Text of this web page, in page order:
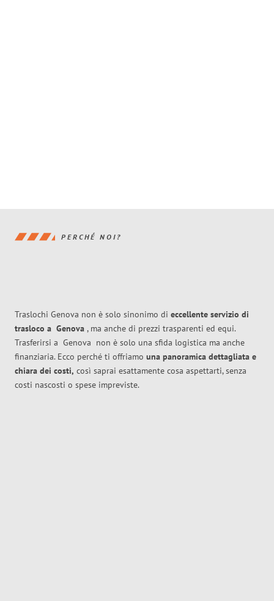
PERCHÉ NOI?
Traslochi Genova non è solo sinonimo di eccellente servizio di
trasloco a Genova , ma anche di prezzi trasparenti ed equi.
Trasferirsi a Genova non è solo una sfida logistica ma anche
finanziaria. Ecco perché ti offriamo una panoramica dettagliata e
chiara dei costi, così saprai esattamente cosa aspettarti, senza
costi nascosti o spese impreviste.